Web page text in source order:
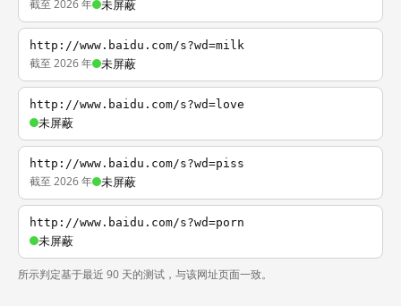
截至 2026 年 未屏蔽
http://www.baidu.com/s?wd=milk
截至 2026 年 未屏蔽
http://www.baidu.com/s?wd=love
未屏蔽
http://www.baidu.com/s?wd=piss
截至 2026 年 未屏蔽
http://www.baidu.com/s?wd=porn
未屏蔽
所示判定基于最近 90 天的测试，与该网址页面一致。